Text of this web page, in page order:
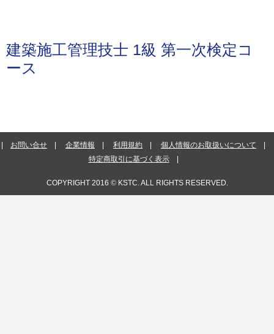
建築施工管理技士 1級 第一次検定コ
ース
お問い合せ 企業情報 利用規約
個人情報のお取扱いについて
特定商取引に基づく表示
COPYRIGHT 2016 ©KSTC. ALL RIGHTS RESERVED.